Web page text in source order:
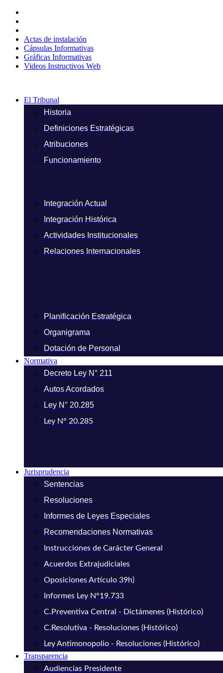
contenido
Actas de instalación
Cápsulas Informativas
Gráficas Informativas
Videos Instructivos Web
El Tribunal
Historia
Definiciones Estratégicas
Atribuciones
Funcionamiento
Integración Actual
Integración Histórica
Actividades Institucionales
Relaciones Internacionales
Planificación Estratégica
Organigrama
Dotación de Personal
Normativa
Decreto Ley N° 211
Autos Acordados
Ley N° 20.285
Ley N° 20.285
Jurisprudencia
Sentencias
Resoluciones
Informes de Leyes Especiales
Recomendaciones Normativas
Instrucciones de Carácter General
Acuerdos Extrajudiciales
Oposiciones Artículo 39h)
Informes Ley N°19.733
C.Preventiva Central - Dictámenes (Histórico)
C.Resolutiva - Resoluciones (Histórico)
Ley Antimonopolio - Resoluciones (Histórico)
Transparencia
Audiencias Presidente